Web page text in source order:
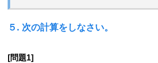
５. 次の計算をしなさい。
[問題1]